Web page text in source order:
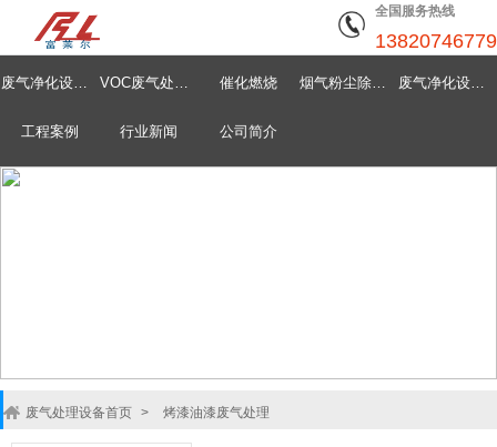
全国服务热线
13820746779
废气净化设备首页 VOC废气处理设备 催化燃烧 烟气粉尘除尘器 废气净化设备中心
工程案例 行业新闻 公司简介
废气处理设备首页 > 烤漆油漆废气处理